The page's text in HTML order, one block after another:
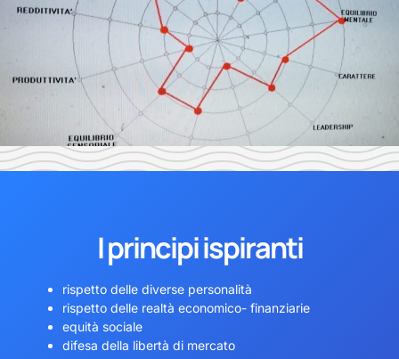
I principi ispiranti
rispetto delle diverse personalità
rispetto delle realtà economico- finanziarie
equità sociale
difesa della libertà di mercato